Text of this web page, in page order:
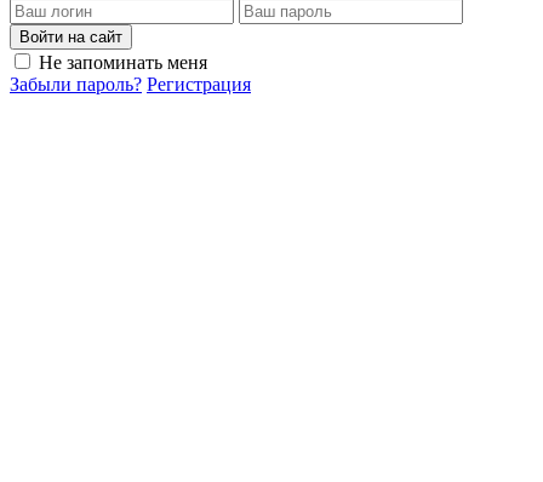
Войти на сайт
Не запоминать меня
Забыли пароль? Регистрация